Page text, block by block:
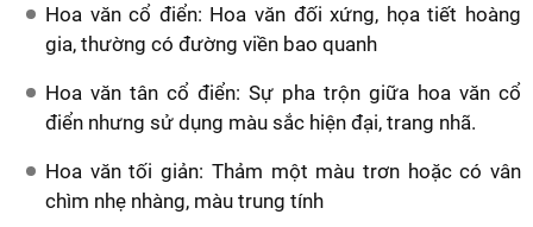
Hoa văn cổ điển: Hoa văn đối xứng, họa tiết hoàng
gia, thường có đường viền bao quanh
Hoa văn tân cổ điển: Sự pha trộn giữa hoa văn cổ
điển nhưng sử dụng màu sắc hiện đại, trang nhã.
Hoa văn tối giản: Thảm một màu trơn hoặc có vân
chìm nhẹ nhàng, màu trung tính